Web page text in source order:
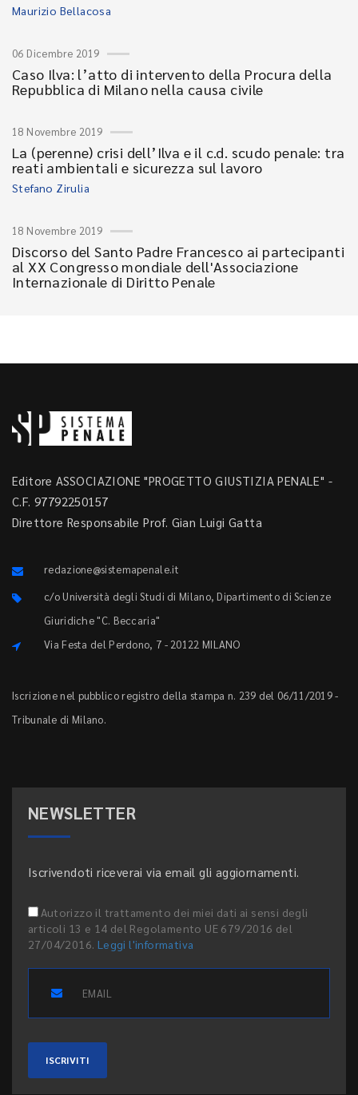
Maurizio Bellacosa
06 Dicembre 2019
Caso Ilva: l’atto di intervento della Procura della
Repubblica di Milano nella causa civile
18 Novembre 2019
La (perenne) crisi dell’Ilva e il c.d. scudo penale: tra
reati ambientali e sicurezza sul lavoro
Stefano Zirulia
18 Novembre 2019
Discorso del Santo Padre Francesco ai partecipanti
al XX Congresso mondiale dell'Associazione
Internazionale di Diritto Penale
Editore ASSOCIAZIONE "PROGETTO GIUSTIZIA PENALE" -
C.F. 97792250157
Direttore Responsabile Prof. Gian Luigi Gatta
redazione@sistemapenale.it
c/o Università degli Studi di Milano, Dipartimento di Scienze
Giuridiche "C. Beccaria"
Via Festa del Perdono, 7 - 20122 MILANO
Iscrizione nel pubblico registro della stampa n. 239 del 06/11/2019 -
Tribunale di Milano.
NEWSLETTER
Iscrivendoti riceverai via email gli aggiornamenti.
Autorizzo il trattamento dei miei dati ai sensi degli
articoli 13 e 14 del Regolamento UE 679/2016 del
27/04/2016. Leggi l'informativa
ISCRIVITI